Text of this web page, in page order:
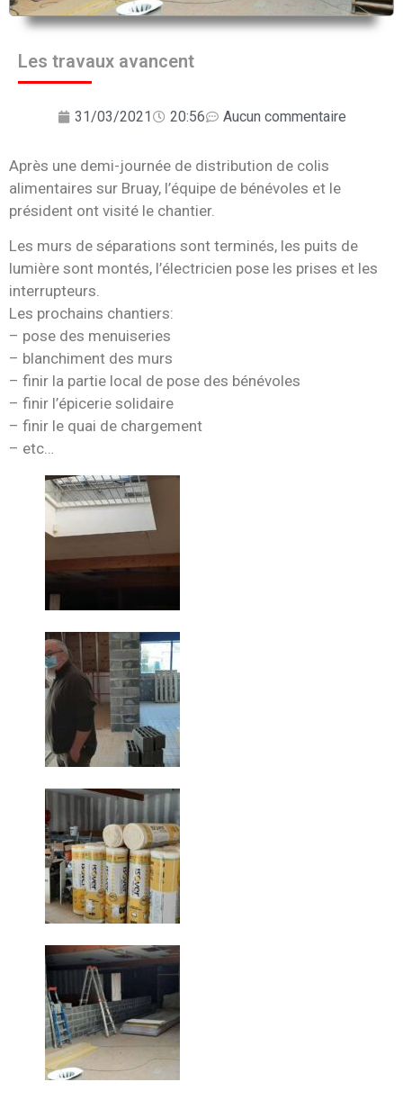
Les travaux avancent
31/03/2021 20:56 Aucun commentaire
Après une demi-journée de distribution de colis
alimentaires sur Bruay, l’équipe de bénévoles et le
président ont visité le chantier.
Les murs de séparations sont terminés, les puits de
lumière sont montés, l’électricien pose les prises et les
interrupteurs.
Les prochains chantiers:
– pose des menuiseries
– blanchiment des murs
– finir la partie local de pose des bénévoles
– finir l’épicerie solidaire
– finir le quai de chargement
– etc…